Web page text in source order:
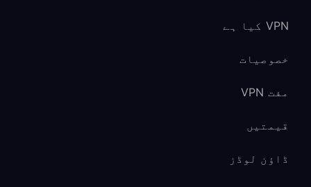
VPN کیا ہے
خصوصیات
مفت VPN
قیمتیں
ڈاؤن لوڈز